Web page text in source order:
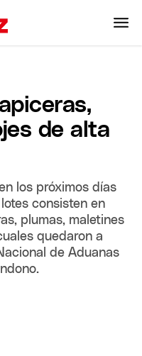
de alta
los próximos días
consisten en
plumas, maletines
quedaron a
de Aduanas